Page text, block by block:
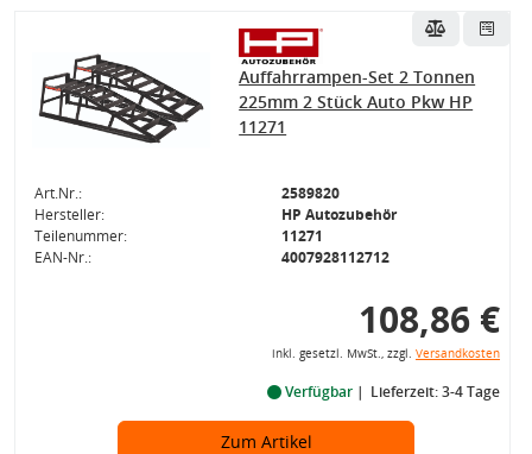
Auffahrrampen-Set 2 Tonnen
225mm 2 Stück Auto Pkw HP
11271
Art.Nr.:
2589820
Hersteller:
HP Autozubehör
Teilenummer:
11271
EAN-Nr.:
4007928112712
108,86 €
inkl. gesetzl. MwSt., zzgl. Versandkosten
Verfügbar Lieferzeit: 3-4 Tage
Zum Artikel